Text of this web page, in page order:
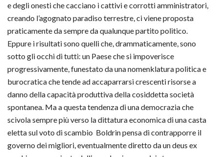
e degli onesti che cacciano i cattivi e corrotti amministratori,
creando l’agognato paradiso terrestre, ci viene proposta
praticamente da sempre da qualunque partito politico.
Eppure i risultati sono quelli che, drammaticamente, sono
sotto gli occhi di tutti: un Paese che si impoverisce
progressivamente, funestato da una nomenklatura politica e
burocratica che tende ad accaparrarsi crescenti risorse a
danno della capacità produttiva della cosiddetta società
spontanea. Ma a questa tendenza di una democrazia che
scivola sempre più verso la dittatura economica di una casta
eletta sul voto di scambio Boldrin pensa di contrapporre il
governo dei migliori, eventualmente diretto da un deus ex